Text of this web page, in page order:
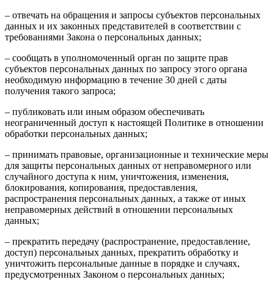
– отвечать на обращения и запросы субъектов персональных
данных и их законных представителей в соответствии с
требованиями Закона о персональных данных;
– сообщать в уполномоченный орган по защите прав
субъектов персональных данных по запросу этого органа
необходимую информацию в течение 30 дней с даты
получения такого запроса;
– публиковать или иным образом обеспечивать
неограниченный доступ к настоящей Политике в отношении
обработки персональных данных;
– принимать правовые, организационные и технические меры
для защиты персональных данных от неправомерного или
случайного доступа к ним, уничтожения, изменения,
блокирования, копирования, предоставления,
распространения персональных данных, а также от иных
неправомерных действий в отношении персональных
данных;
– прекратить передачу (распространение, предоставление,
доступ) персональных данных, прекратить обработку и
уничтожить персональные данные в порядке и случаях,
предусмотренных Законом о персональных данных;